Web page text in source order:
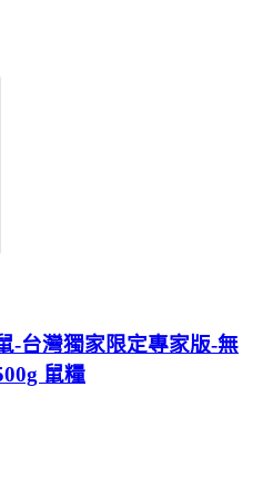
-台灣獨家限定專家版-無
鼠糧